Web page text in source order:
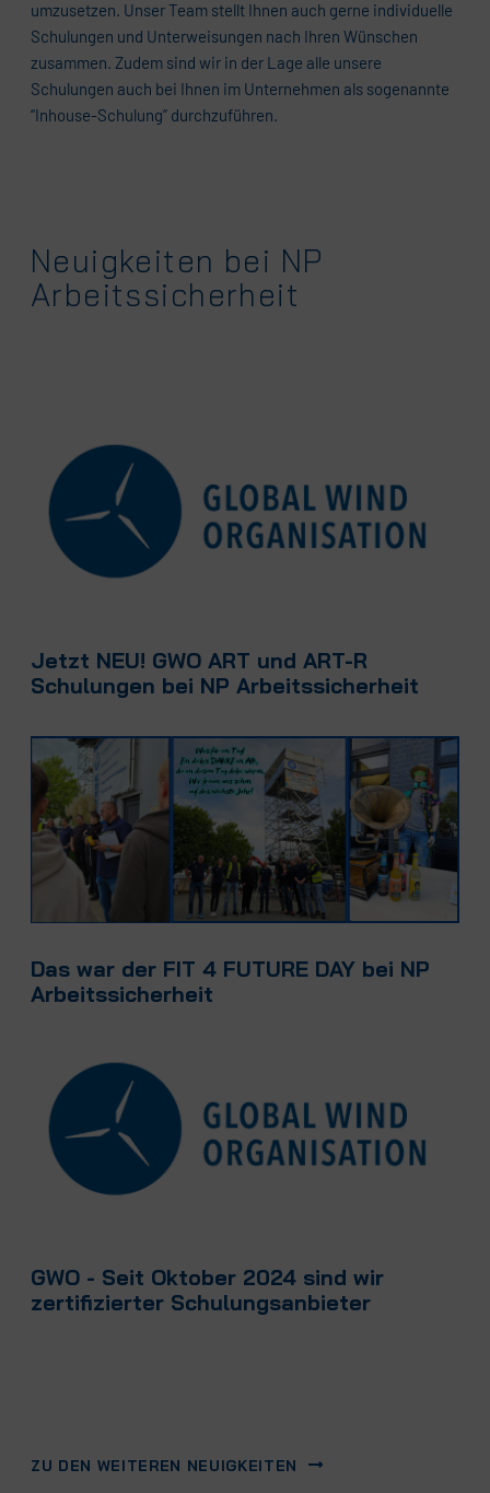
umzusetzen. Unser Team stellt Ihnen auch gerne individuelle
Schulungen und Unterweisungen nach Ihren Wünschen
zusammen. Zudem sind wir in der Lage alle unsere
Schulungen auch bei Ihnen im Unternehmen als sogenannte
“Inhouse-Schulung” durchzuführen.
Neuigkeiten bei NP
Arbeitssicherheit
Jetzt NEU! GWO ART und ART-R
Schulungen bei NP Arbeitssicherheit
Das war der FIT 4 FUTURE DAY bei NP
Arbeitssicherheit
GWO - Seit Oktober 2024 sind wir
zertifizierter Schulungsanbieter
ZU DEN WEITEREN NEUIGKEITEN